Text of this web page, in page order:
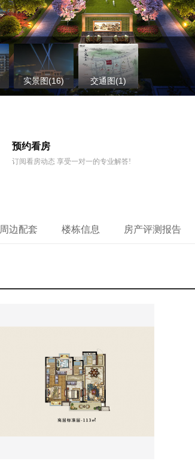
实景图(16) 交通图(1)
预约看房
订阅看房动态 享受一对一的专业解答!
周边配套 楼栋信息 房产评测报告